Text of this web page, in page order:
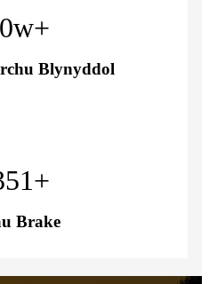
w+
Blynyddol
+
Brake